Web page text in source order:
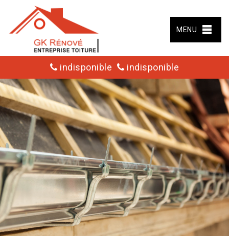
MENU
indisponible indisponible